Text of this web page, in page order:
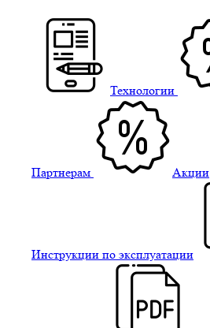
Технологии
Партнерам Акции
Инструкции по эксплуатации